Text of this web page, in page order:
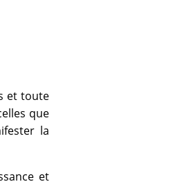
et toute
que
la
et